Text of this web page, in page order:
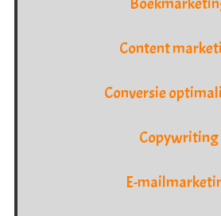
Content
Conversie
Copywriting
E-